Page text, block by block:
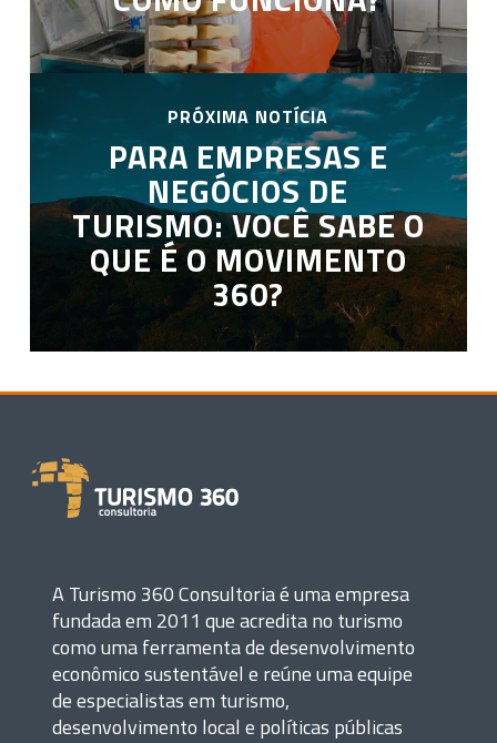
PRÓXIMA NOTÍCIA
PARA EMPRESAS E
NEGÓCIOS DE
TURISMO: VOCÊ SABE O
QUE É O MOVIMENTO
360?
A Turismo 360 Consultoria é uma empresa
fundada em 2011 que acredita no turismo
como uma ferramenta de desenvolvimento
econômico sustentável e reúne uma equipe
de especialistas em turismo,
desenvolvimento local e políticas públicas